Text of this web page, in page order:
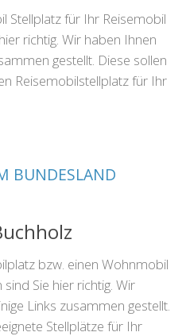
Stellplatz für Ihr Reisemobil
richtig. Wir haben Ihnen
gestellt. Diese sollen
Reisemobilstellplatz für Ihr
BUNDESLAND
bzw. einen Wohnmobil
Sie hier richtig. Wir
Links zusammen gestellt.
Stellplätze für Ihr